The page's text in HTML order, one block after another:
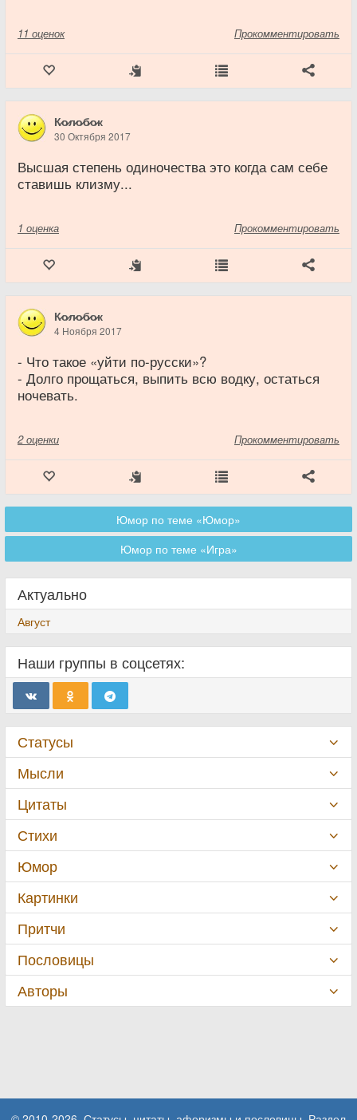
11 оценок Прокомментировать
К̷о̷л̷о̷б̷о̷к
30 Октября 2017
Высшая степень одиночества это когда сам себе
ставишь клизму...
1 оценка Прокомментировать
К̷о̷л̷о̷б̷о̷к
4 Ноября 2017
- Что такое «уйти по-русски»?
- Долго прощаться, выпить всю водку, остаться
ночевать.
2 оценки Прокомментировать
Юмор по теме «Юмор»
Юмор по теме «Игра»
Актуально
Август
Наши группы в соцсетях:
Статусы
Мысли
Цитаты
Стихи
Юмор
Картинки
Притчи
Пословицы
Авторы